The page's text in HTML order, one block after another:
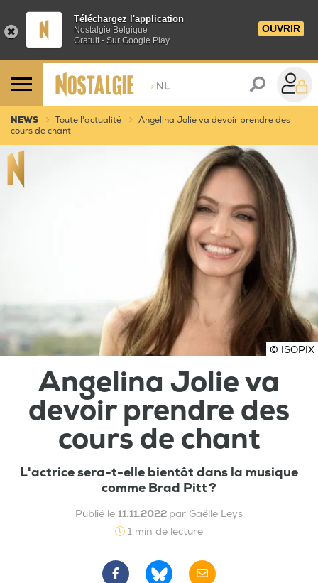
Téléchargez l'application
Nostalgie Belgique
Gratuit - Sur Google Play
OUVRIR
> NL
NEWS Toute l'actualité
Angelina Jolie va devoir prendre des
cours de chant
© ISOPIX
Angelina Jolie va
devoir prendre des
cours de chant
L'actrice sera-t-elle bientôt dans la musique
comme Brad Pitt ?
Publié le 11.11.2022 par Gaëlle Leys
1 min de lecture